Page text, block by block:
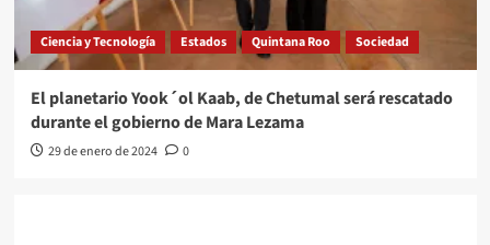
Ciencia y Tecnología Estados Quintana Roo Sociedad
El planetario Yook´ol Kaab, de Chetumal será rescatado
durante el gobierno de Mara Lezama
29 de enero de 2024 0